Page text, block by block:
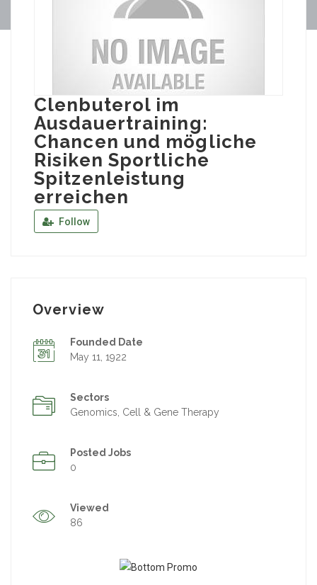
Clenbuterol im
Ausdauertraining:
Chancen und mögliche
Risiken Sportliche
Spitzenleistung
erreichen
Follow
Overview
Founded Date
May 11, 1922
Sectors
Genomics, Cell & Gene Therapy
Posted Jobs
0
Viewed
86